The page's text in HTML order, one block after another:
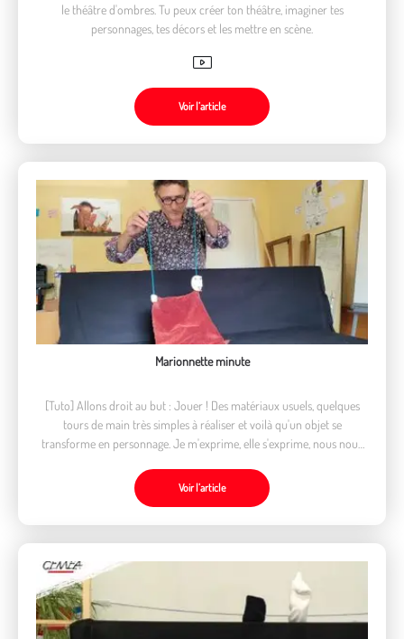
le théâtre d'ombres. Tu peux créer ton théâtre, imaginer tes
personnages, tes décors et les mettre en scène.
Voir l’article
Marionnette minute
[Tuto] Allons droit au but : Jouer ! Des matériaux usuels, quelques
tours de main très simples à réaliser et voilà qu'un objet se
transforme en personnage. Je m'exprime, elle s'exprime, nous nous
Voir l’article